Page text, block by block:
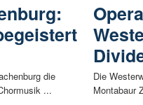
die
...
Die
Montabaur